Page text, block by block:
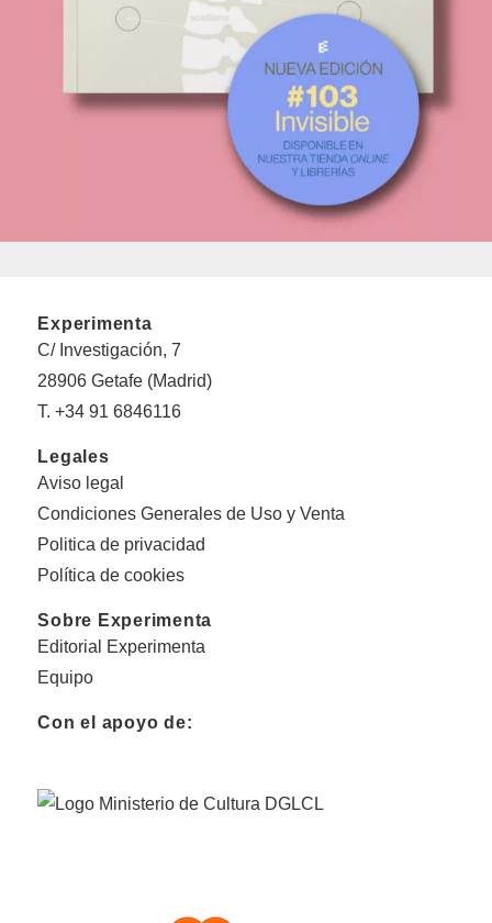
Experimenta
C/ Investigación, 7
28906 Getafe (Madrid)
T. +34 91 6846116
Legales
Aviso legal
Condiciones Generales de Uso y Venta
Politica de privacidad
Política de cookies
Sobre Experimenta
Editorial Experimenta
Equipo
Con el apoyo de: